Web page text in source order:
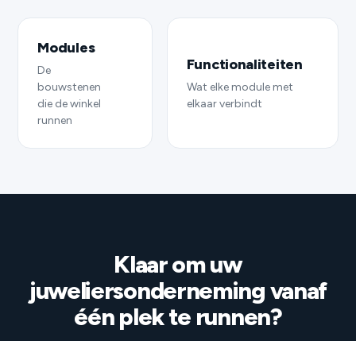
Modules
De
bouwstenen
die de winkel
runnen
Functionaliteiten
Wat elke module met
elkaar verbindt
Klaar om uw
juweliersonderneming vanaf
één plek te runnen?